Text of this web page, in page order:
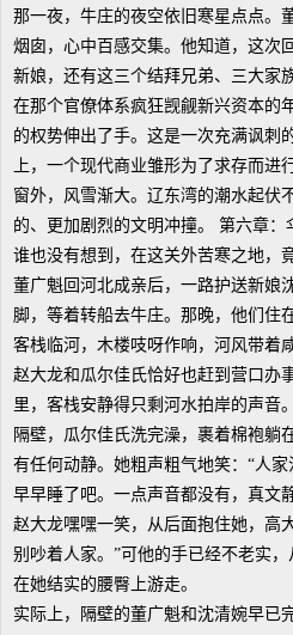
那一夜，牛庄的夜空依旧寒星点点。
烟囱，心中百感交集。他知道，这次
新娘，还有这三个结拜兄弟、三大家
在那个官僚体系疯狂觊觎新兴资本的
的权势伸出了手。这是一次充满讽刺
上，一个现代商业雏形为了求存而进
窗外，风雪渐大。辽东湾的潮水起伏
的、更加剧烈的文明冲撞。 第六章：
谁也没有想到，在这关外苦寒之地，
董广魁回河北成亲后，一路护送新娘
脚，等着转船去牛庄。那晚，他们住
客栈临河，木楼吱呀作响，河风带着
赵大龙和瓜尔佳氏恰好也赶到营口办
里，客栈安静得只剩河水拍岸的声音。
隔壁，瓜尔佳氏洗完澡，裹着棉袍躺
有任何动静。她粗声粗气地笑：“人家
早早睡了吧。一点声音都没有，真文
赵大龙嘿嘿一笑，从后面抱住她，高
别吵着人家。”可他的手已经不老实
在她结实的腰臀上游走。
实际上，隔壁的董广魁和沈清婉早已